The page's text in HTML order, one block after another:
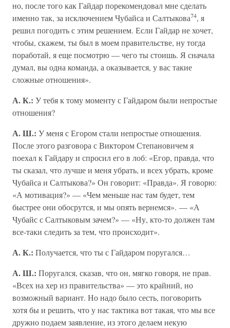
но, после того как Гайдар порекомендовал мне сделать
именно так, за исключением Чубайса и Салтыкова74, я
решил погодить с этим решением. Если Гайдар не хочет,
чтобы, скажем, ты был в моем правительстве, ну тогда
поработай, я еще посмотрю — чего ты стоишь. Я сначала
думал, вы одна команда, а оказывается, у вас такие
сложные отношения».
А. К.: У тебя к тому моменту с Гайдаром были непростые
отношения?
А. Ш.: У меня с Егором стали непростые отношения.
После этого разговора с Виктором Степановичем я
поехал к Гайдару и спросил его в лоб: «Егор, правда, что
ты сказал, что лучше и меня убрать, и всех убрать, кроме
Чубайса и Салтыкова?» Он говорит: «Правда». Я говорю:
«А мотивация?» — «Чем меньше нас там будет, тем
быстрее они обосрутся, и мы опять вернемся». — «А
Чубайс с Салтыковым зачем?» — «Ну, кто-то должен там
все-таки следить за тем, что происходит».
А. К.: Получается, что ты с Гайдаром поругался…
А. Ш.: Поругался, сказав, что он, мягко говоря, не прав.
«Всех на хер из правительства» — это крайний, но
возможный вариант. Но надо было сесть, поговорить
хотя бы и решить, что у нас тактика вот такая, что мы все
дружно подаем заявление, из этого делаем некую